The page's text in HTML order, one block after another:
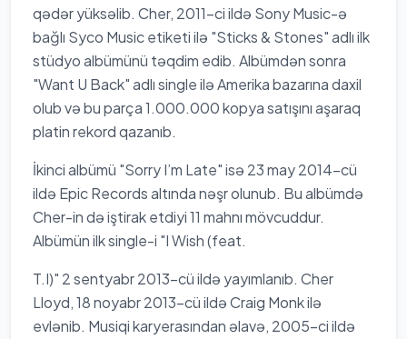
qədər yüksəlib. Cher, 2011-ci ildə Sony Music-ə
bağlı Syco Music etiketi ilə "Sticks & Stones" adlı ilk
stüdyo albümünü təqdim edib. Albümdən sonra
"Want U Back" adlı single ilə Amerika bazarına daxil
olub və bu parça 1.000.000 kopya satışını aşaraq
platin rekord qazanıb.
İkinci albümü "Sorry I’m Late" isə 23 may 2014-cü
ildə Epic Records altında nəşr olunub. Bu albümdə
Cher-in də iştirak etdiyi 11 mahnı mövcuddur.
Albümün ilk single-i "I Wish (feat.
T.I)" 2 sentyabr 2013-cü ildə yayımlanıb. Cher
Lloyd, 18 noyabr 2013-cü ildə Craig Monk ilə
evlənib. Musiqi karyerasından əlavə, 2005-ci ildə